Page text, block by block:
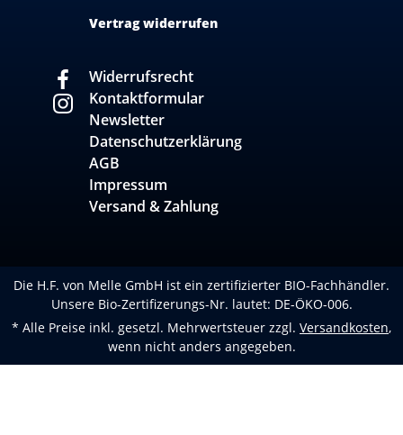
Vertrag widerrufen
Widerrufsrecht
Kontaktformular
Newsletter
Datenschutzerklärung
AGB
Impressum
Versand & Zahlung
Die H.F. von Melle GmbH ist ein zertifizierter BIO-Fachhändler.
Unsere Bio-Zertifizerungs-Nr. lautet: DE-ÖKO-006.
* Alle Preise inkl. gesetzl. Mehrwertsteuer zzgl. Versandkosten,
wenn nicht anders angegeben.